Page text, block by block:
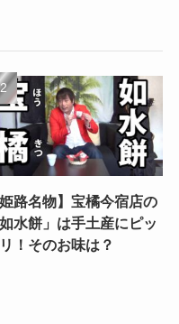
姫路名物】宝橘今宿店の
如水餅」は手土産にピッ
！そのお味は？